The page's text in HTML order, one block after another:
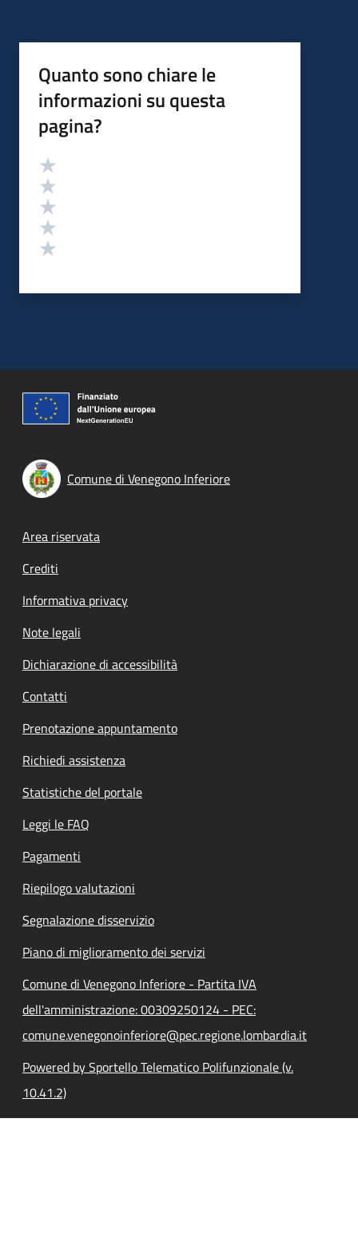
Quanto sono chiare le
informazioni su questa
pagina?
Valutazione
Comune di Venegono Inferiore
Footer menu
Area riservata
Crediti
Informativa privacy
Note legali
Dichiarazione di accessibilità
Contatti
Prenotazione appuntamento
Richiedi assistenza
Statistiche del portale
Leggi le FAQ
Pagamenti
Riepilogo valutazioni
Segnalazione disservizio
Piano di miglioramento dei servizi
Comune di Venegono Inferiore - Partita IVA
dell'amministrazione: 00309250124 - PEC:
comune.venegonoinferiore@pec.regione.lombardia.it
Powered by Sportello Telematico Polifunzionale (v.
10.41.2)